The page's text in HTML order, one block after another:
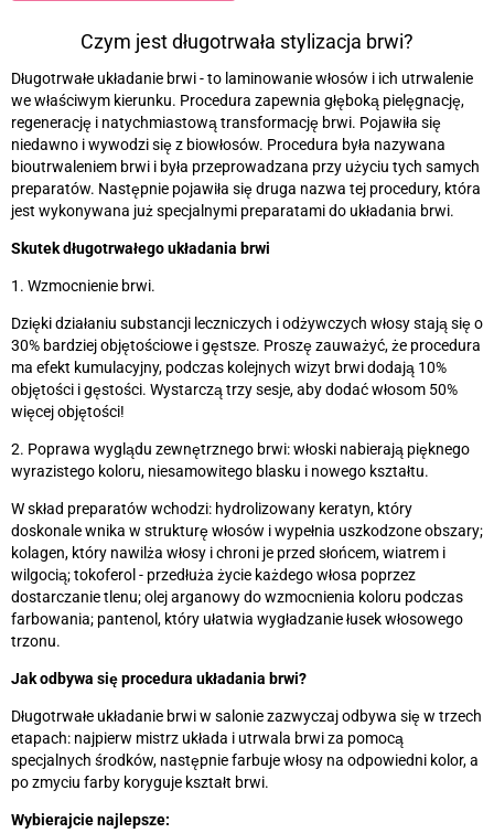
Czym jest długotrwała stylizacja brwi?
Długotrwałe układanie brwi-to laminowanie włosów i ich utrwalenie
we właściwym kierunku. Procedura zapewnia głęboką pielęgnację,
regenerację i natychmiastową transformację brwi. Pojawiła się
niedawno i wywodzi się z biowłosów. Procedura była nazywana
bioutrwaleniem brwi i była przeprowadzana przy użyciu tych samych
preparatów. Następnie pojawiła się druga nazwa tej procedury, która
jest wykonywana już specjalnymi preparatami do układania brwi.
Skutek długotrwałego układania brwi
1. Wzmocnienie brwi.
Dzięki działaniu substancji leczniczych i odżywczych włosy stają się o
30% bardziej objętościowe i gęstsze. Proszę zauważyć, że procedura
ma efekt kumulacyjny, podczas kolejnych wizyt brwi dodają 10%
objętości i gęstości. Wystarczą trzy sesje, aby dodać włosom 50%
więcej objętości!
2. Poprawa wyglądu zewnętrznego brwi: włoski nabierają pięknego
wyrazistego koloru, niesamowitego blasku i nowego kształtu.
W skład preparatów wchodzi: hydrolizowany keratyn, który
doskonale wnika w strukturę włosów i wypełnia uszkodzone obszary;
kolagen, który nawilża włosy i chroni je przed słońcem, wiatrem i
wilgocią; tokoferol - przedłuża życie każdego włosa poprzez
dostarczanie tlenu; olej arganowy do wzmocnienia koloru podczas
farbowania; pantenol, który ułatwia wygładzanie łusek włosowego
trzonu.
Jak odbywa się procedura układania brwi?
Długotrwałe układanie brwi w salonie zazwyczaj odbywa się w trzech
etapach: najpierw mistrz układa i utrwala brwi za pomocą
specjalnych środków, następnie farbuje włosy na odpowiedni kolor, a
po zmyciu farby koryguje kształt brwi.
Wybierajcie najlepsze: